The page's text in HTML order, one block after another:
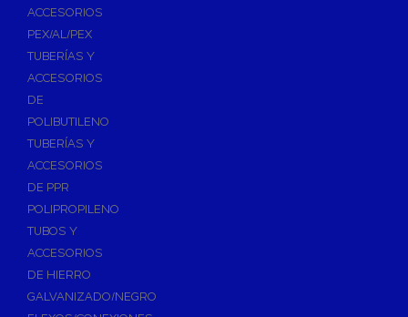
ACCESORIOS
PEX/AL/PEX
TUBERÍAS Y
ACCESORIOS
DE
POLIBUTILENO
TUBERÍAS Y
ACCESORIOS
DE PPR
POLIPROPILENO
TUBOS Y
ACCESORIOS
DE HIERRO
GALVANIZADO/NEGRO